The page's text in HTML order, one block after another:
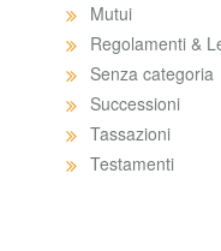
Mutui
Regolamenti &
Senza categoria
Successioni
Tassazioni
Testamenti